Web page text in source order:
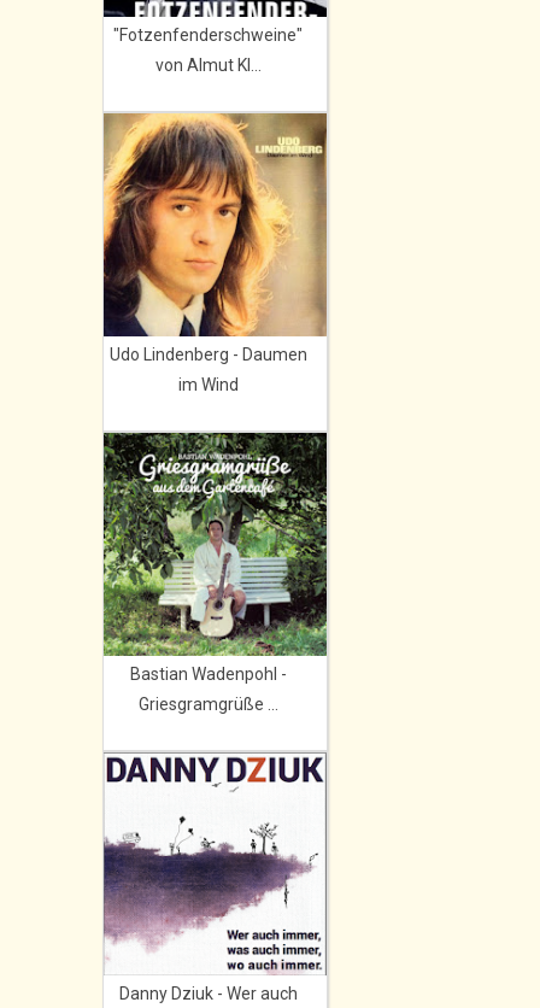
"Fotzenfenderschweine"
von Almut Kl...
Udo Lindenberg - Daumen
im Wind
Bastian Wadenpohl -
Griesgramgrüße ...
Danny Dziuk - Wer auch